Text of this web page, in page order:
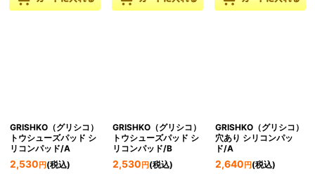
GRISHKO（グリシコ）
トウシューズパッド シ
リコンパッド/A
2,530 円 (税込)
GRISHKO（グリシコ）
トウシューズパッド シ
リコンパッド/B
2,530 円(税込)
GRISHKO（グリシコ）
穴あり シリコンパッ
ド/A
2,640 円(税込)